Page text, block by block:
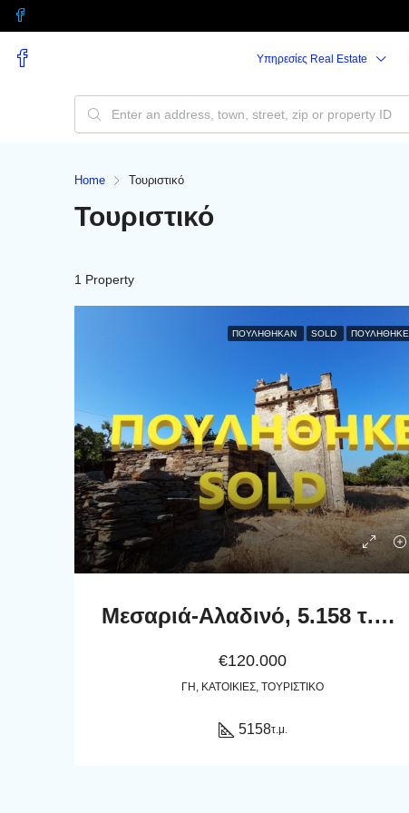
Υπηρεσίες Real Estate
Home Τουριστικό
Τουριστικό
1 Property
ΠΟΥΛΉΘΗΚΑΝ SOLD ΠΟΥΛΗΘΗΚΕ
Μεσαριά-Αλαδινό, 5.158 τ.μ. με πέτρινο κονάκι 76,80 τ.μ., 38 ελαιόδενδρα, αλώνι και περιστεριώνα
€120.000
ΓΗ, ΚΑΤΟΙΚΊΕΣ, ΤΟΥΡΙΣΤΙΚΌ
5158τ.μ.